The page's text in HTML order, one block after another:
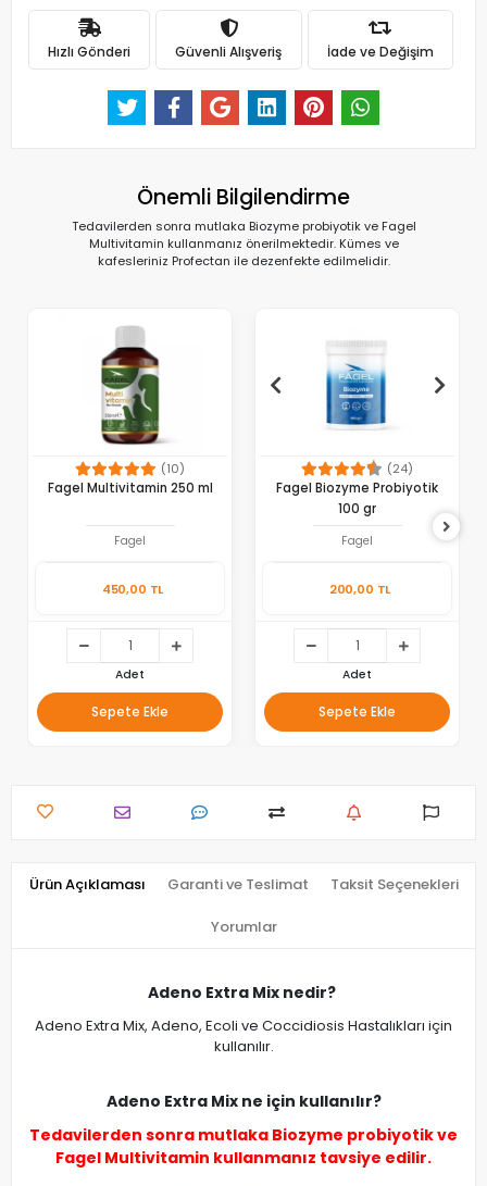
Hızlı Gönderi Güvenli Alışveriş İade ve Değişim
Önemli Bilgilendirme
Tedavilerden sonra mutlaka Biozyme probiyotik ve Fagel
Multivitamin kullanmanız önerilmektedir. Kümes ve
kafesleriniz Profectan ile dezenfekte edilmelidir.
(10)
Fagel Multivitamin 250 ml
Fagel
450,00 TL
Adet
Sepete Ekle
(24)
Fagel Biozyme Probiyotik
100 gr
Fagel
200,00 TL
Adet
Sepete Ekle
Ürün Açıklaması Garanti ve Teslimat Taksit Seçenekleri
Yorumlar
Adeno Extra Mix nedir?
Adeno Extra Mix, Adeno, Ecoli ve Coccidiosis Hastalıkları için
kullanılır.
Adeno Extra Mix ne için kullanılır?
Tedavilerden sonra mutlaka Biozyme probiyotikve
Fagel Multivitamin kullanmanız tavsiye edilir.